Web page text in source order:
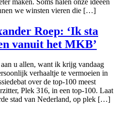
we winsten vieren die […]
Roep: ‘Ik sta
vanuit het MKB’
u allen, want ik krijg vandaag
verhaaltje te vermoeien in
over de top-100 meest
Plek 316, in een top-100. Laat
stad van Nederland, op plek […]